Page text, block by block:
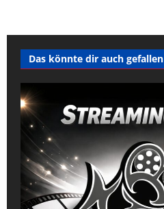
Das könnte dir auch gefallen